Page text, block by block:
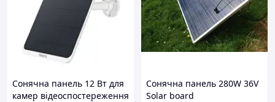
Сонячна панель 12 Вт для
камер відеоспостереження
Сонячна панель 280W 36V
Solar board